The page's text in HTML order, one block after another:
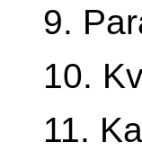
9.
10.
11.